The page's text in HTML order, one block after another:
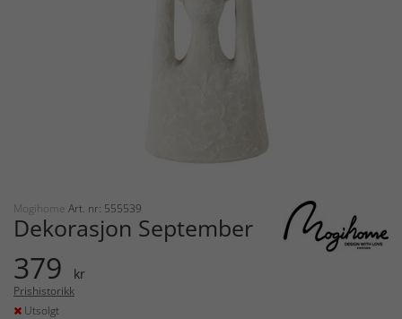
Mogihome Art. nr: 555539
Dekorasjon September
379 kr
Prishistorikk
Utsolgt